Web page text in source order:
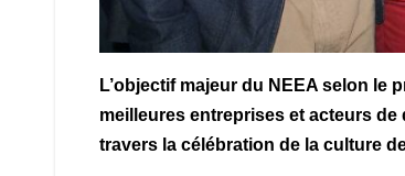
L’objectif majeur du NEEA selon le
meilleures entreprises et acteurs de
travers la célébration de la culture